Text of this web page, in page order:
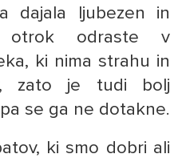
dajala ljubezen in
otrok odraste v
ki nima strahu in
zato je tudi bolj
se ga ne dotakne.
ki smo dobri ali